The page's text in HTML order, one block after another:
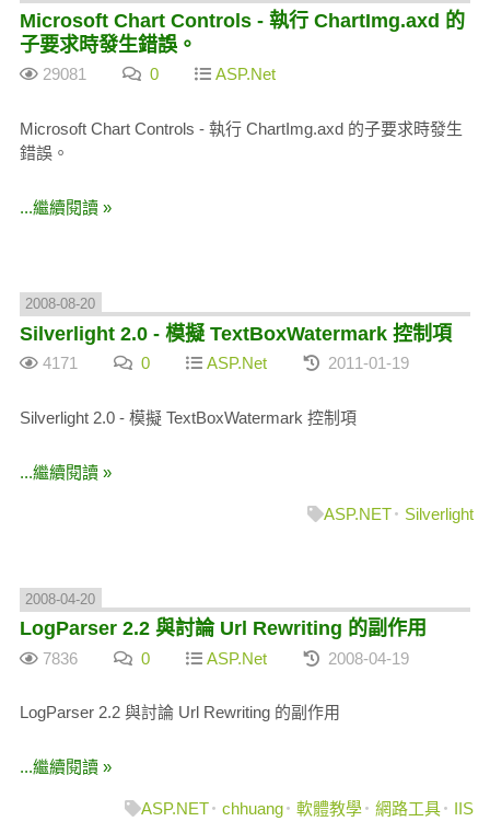
Microsoft Chart Controls - 執行 ChartImg.axd 的
子要求時發生錯誤。
29081 0 ASP.Net
Microsoft Chart Controls - 執行 ChartImg.axd 的子要求時發生
錯誤。
...繼續閱讀 »
2008-08-20
Silverlight 2.0 - 模擬 TextBoxWatermark 控制項
4171 0 ASP.Net 2011-01-19
Silverlight 2.0 - 模擬 TextBoxWatermark 控制項
...繼續閱讀 »
ASP.NET Silverlight
2008-04-20
LogParser 2.2 與討論 Url Rewriting 的副作用
7836 0 ASP.Net 2008-04-19
LogParser 2.2 與討論 Url Rewriting 的副作用
...繼續閱讀 »
ASP.NET chhuang 軟體教學 網路工具 IIS